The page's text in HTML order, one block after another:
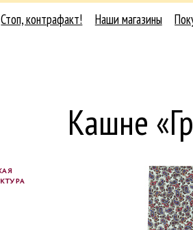
Стоп, контрафакт! Наши магазины
Кашне